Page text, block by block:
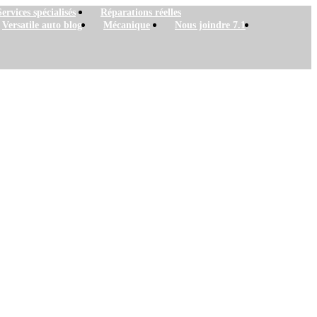
spécialisés
Réparations réelles
Versatile auto blog Mécanique Nous joindre 7.1